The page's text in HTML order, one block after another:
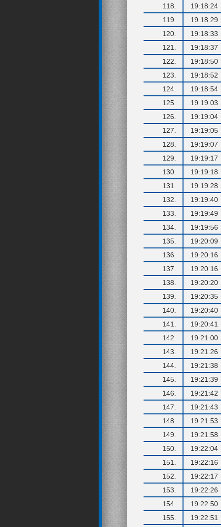
118.
19:18:24
119.
19:18:29
120.
19:18:33
121.
19:18:37
122.
19:18:50
123.
19:18:52
124.
19:18:54
125.
19:19:03
126.
19:19:04
127.
19:19:05
128.
19:19:07
129.
19:19:17
130.
19:19:18
131.
19:19:28
132.
19:19:40
133.
19:19:49
134.
19:19:56
135.
19:20:09
136.
19:20:16
137.
19:20:16
138.
19:20:20
139.
19:20:35
140.
19:20:40
141.
19:20:41
142.
19:21:00
143.
19:21:26
144.
19:21:38
145.
19:21:39
146.
19:21:42
147.
19:21:43
148.
19:21:53
149.
19:21:58
150.
19:22:04
151.
19:22:16
152.
19:22:17
153.
19:22:26
154.
19:22:50
155.
19:22:51